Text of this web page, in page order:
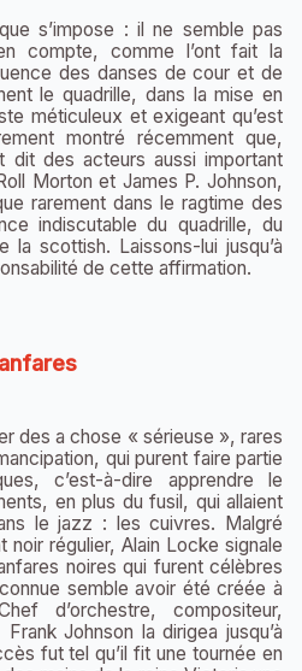
s’impose : il ne semble pas
compte, comme l’ont fait la
des danses de cour et de
le quadrille, dans la mise en
méticuleux et exigeant qu’est
montré récemment que,
dit des acteurs aussi important
Morton et James P. Johnson,
rarement dans le ragtime des
indiscutable du quadrille, du
scottish. Laissons-lui jusqu’à
de cette affirmation.
des a chose « sérieuse », rares
qui purent faire partie
c’est-à-dire apprendre le
en plus du fusil, qui allaient
le jazz : les cuivres. Malgré
noir régulier, Alain Locke signale
noires qui furent célèbres
semble avoir été créée à
d’orchestre, compositeur,
Johnson la dirigea jusqu’à
fut tel qu’il fit une tournée en